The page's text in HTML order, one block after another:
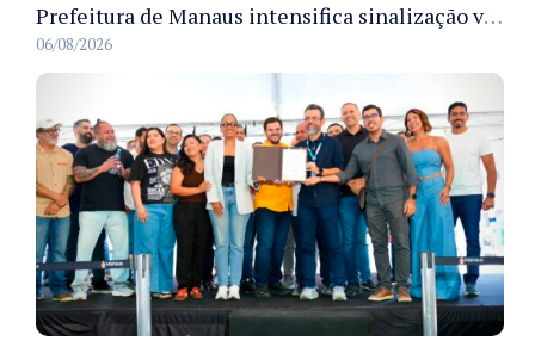
Prefeitura de Manaus intensifica sinalização viária em diversos bairros para organizar o trânsito e reduzir sinistros
06/08/2026